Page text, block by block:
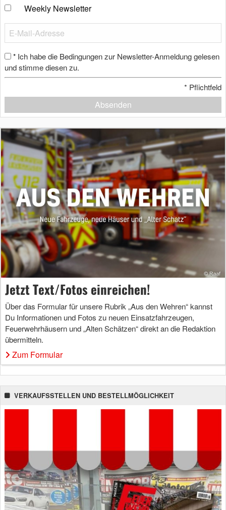
Weekly Newsletter
* Ich habe die Bedingungen zur Newsletter-Anmeldung gelesen
und stimme diesen zu.
* Pflichtfeld
Absenden
Jetzt Text/Fotos einreichen!
Über das Formular für unsere Rubrik „Aus den Wehren“ kannst
Du Informationen und Fotos zu neuen Einsatzfahrzeugen,
Feuerwehrhäusern und „Alten Schätzen“ direkt an die Redaktion
übermitteln.
Zum Formular
VERKAUFSSTELLEN UND BESTELLMÖGLICHKEIT